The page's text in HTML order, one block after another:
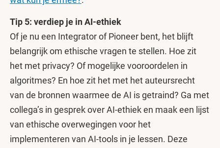
Tip 5: verdiep je in AI-ethiek
Of je nu een Integrator of Pioneer bent, het blijft
belangrijk om ethische vragen te stellen. Hoe zit
het met privacy? Of mogelijke vooroordelen in
algoritmes? En hoe zit het met het auteursrecht
van de bronnen waarmee de AI is getraind? Ga met
collega’s in gesprek over AI-ethiek en maak een lijst
van ethische overwegingen voor het
implementeren van AI-tools in je lessen. Deze